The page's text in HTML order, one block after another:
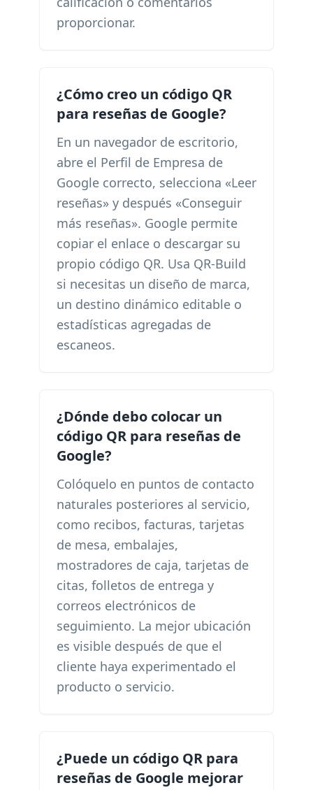
proporcionar.
¿Cómo creo un código QR
para reseñas de Google?
En un navegador de escritorio,
abre el Perfil de Empresa de
Google correcto, selecciona «Leer
reseñas» y después «Conseguir
más reseñas». Google permite
copiar el enlace o descargar su
propio código QR. Usa QR-Build
si necesitas un diseño de marca,
un destino dinámico editable o
estadísticas agregadas de
escaneos.
¿Dónde debo colocar un
código QR para reseñas de
Google?
Colóquelo en puntos de contacto
naturales posteriores al servicio,
como recibos, facturas, tarjetas
de mesa, embalajes,
mostradores de caja, tarjetas de
citas, folletos de entrega y
correos electrónicos de
seguimiento. La mejor ubicación
es visible después de que el
cliente haya experimentado el
producto o servicio.
¿Puede un código QR para
reseñas de Google mejorar